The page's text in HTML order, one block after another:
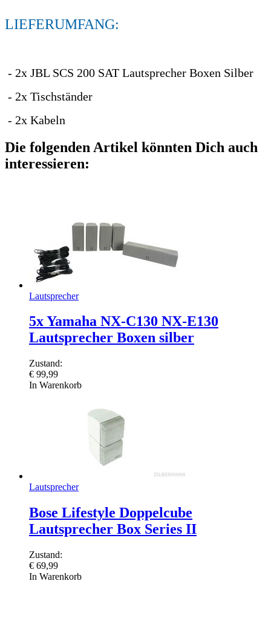
LIEFERUMFANG:
- 2x JBL SCS 200 SAT Lautsprecher Boxen Silber
- 2x Tischständer
- 2x Kabeln
Die folgenden Artikel könnten Dich auch
interessieren:
Lautsprecher
5x Yamaha NX-C130 NX-E130
Lautsprecher Boxen silber
Zustand:
€ 99,99
In Warenkorb
Lautsprecher
Bose Lifestyle Doppelcube
Lautsprecher Box Series II
Zustand:
€ 69,99
In Warenkorb